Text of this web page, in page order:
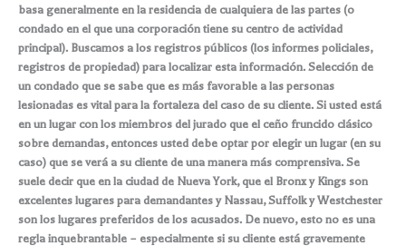
basa generalmente en la residencia de cualquiera de las partes (o
condado en el que una corporación tiene su centro de actividad
principal). Buscamos a los registros públicos (los informes policiales,
registros de propiedad) para localizar esta información. Selección de
un condado que se sabe que es más favorable a las personas
lesionadas es vital para la fortaleza del caso de su cliente. Si usted está
en un lugar con los miembros del jurado que el ceño fruncido clásico
sobre demandas, entonces usted debe optar por elegir un lugar (en su
caso) que se verá a su cliente de una manera más comprensiva. Se
suele decir que en la ciudad de Nueva York, que el Bronx y Kings son
excelentes lugares para demandantes y Nassau, Suffolk y Westchester
son los lugares preferidos de los acusados. De nuevo, esto no es una
regla inquebrantable – especialmente si su cliente está gravemente